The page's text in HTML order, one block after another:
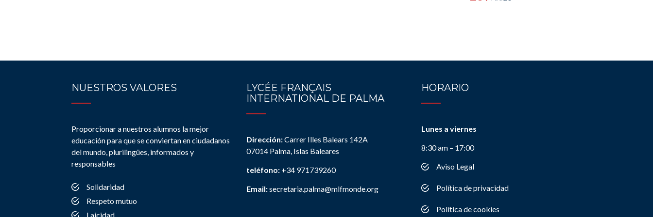
NUESTROS VALORES
Proporcionar a nuestros alumnos la mejor
educación para que se conviertan en ciudadanos
del mundo, plurilingües, informados y
responsables
Solidaridad
Respeto mutuo
Laicidad
LYCÉE FRANÇAIS
INTERNATIONAL DE PALMA
Dirección:Carrer Illes Balears 142A
07014 Palma, Islas Baleares
teléfono: +34 971739260
Email:secretaria.palma@mlfmonde.org
HORARIO
Lunes a viernes
8:30 am – 17:00
Aviso Legal
Política de privacidad
Política de cookies